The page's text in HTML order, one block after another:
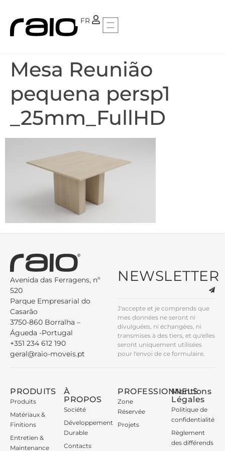
FR
PT
Mesa Reunião
pequena persp1
_25mm_FullHD
Avenida das Ferragens, nº
520
Parque Empresarial do
Casarão
3750-860 Borralha –
Águeda -Portugal
+351 234 612 190
geral@raio-moveis.pt
NEWSLETTER
J'accepte et je comprends que
mes données ne seront ni
divulguées, ni échangées, ni
transmises à des tiers, et qu'elles
seront uniquement utilisées
pour l'envoi de ce formulaire.
PRODUITS
Produits
Matériaux &
Finitions
Entretien &
Maintenance
À
PROPOS
Société
Développement
Durable
Contacts
PROFESSIONNELS
Zone
Réservée
Projets
Mentions
Légales
Politique de
confidentialité
Règlement
des différends